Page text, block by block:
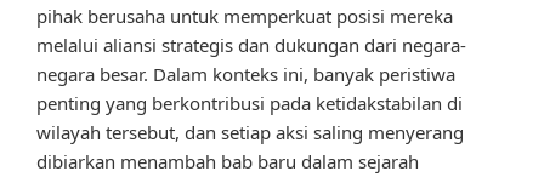
pihak berusaha untuk memperkuat posisi mereka
melalui aliansi strategis dan dukungan dari negara-
negara besar. Dalam konteks ini, banyak peristiwa
penting yang berkontribusi pada ketidakstabilan di
wilayah tersebut, dan setiap aksi saling menyerang
dibiarkan menambah bab baru dalam sejarah